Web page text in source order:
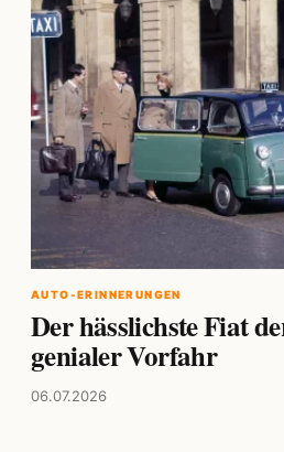
AUTO-ERINNERUNGEN
Der hässlichste Fiat
genialer Vorfahr
06.07.2026